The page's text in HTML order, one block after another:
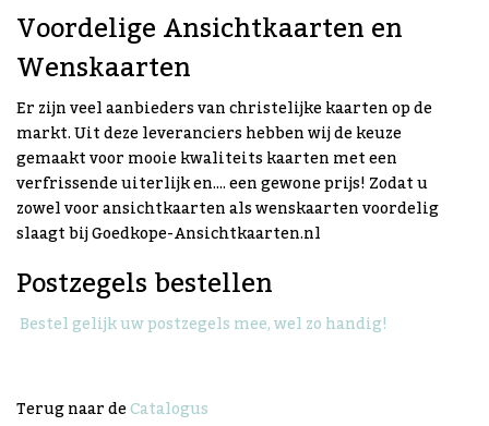
Voordelige Ansichtkaarten en
Wenskaarten
Er zijn veel aanbieders van christelijke kaarten op de
markt. Uit deze leveranciers hebben wij de keuze
gemaakt voor mooie kwaliteits kaarten met een
verfrissende uiterlijk en.... een gewone prijs! Zodat u
zowel voor ansichtkaarten als wenskaarten voordelig
slaagt bij Goedkope-Ansichtkaarten.nl
Postzegels bestellen
Bestel gelijk uw postzegels mee, wel zo handig!
Terug naar deCatalogus